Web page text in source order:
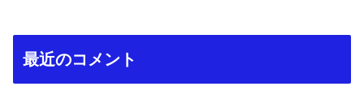
最近のコメント